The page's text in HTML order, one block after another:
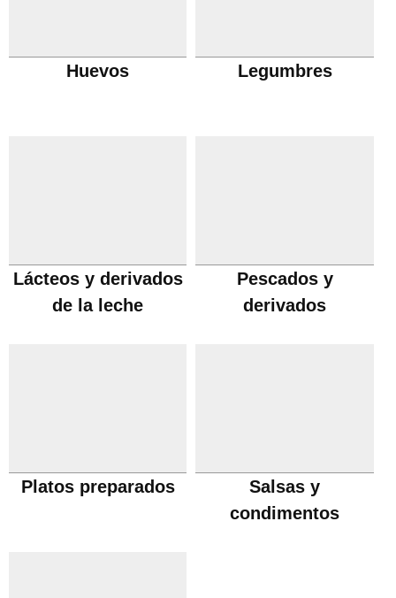
Huevos Legumbres
Lácteos y derivados
de la leche
Pescados y
derivados
Platos preparados
Salsas y
condimentos